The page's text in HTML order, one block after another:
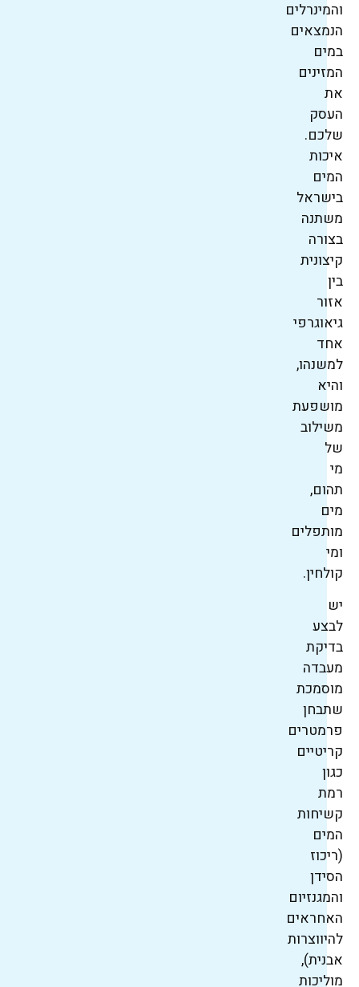
והמינרלים
הנמצאים
במים
המזינים
את
העסק
שלכם.
איכות
המים
בישראל
משתנה
בצורה
קיצונית
בין
אזור
גיאוגרפי
אחד
למשנהו,
והיא
מושפעת
משילוב
של
מי
תהום,
מים
מותפלים
ומי
קולחין.
יש
לבצע
בדיקת
מעבדה
מוסמכת
שתבחן
פרמטרים
קריטיים
כגון
רמת
קשיחות
המים
(ריכוז
הסידן
והמגנזיום
האחראים
להיווצרות
אבנית),
מוליכות